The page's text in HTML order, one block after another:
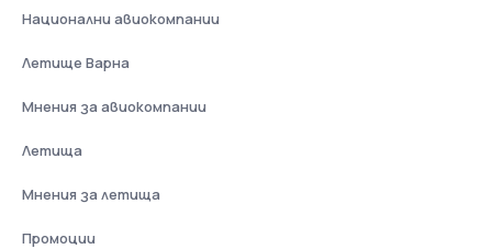
Национални авиокомпании
Летище Варна
Мнения за авиокомпании
Летища
Мнения за летища
Промоции